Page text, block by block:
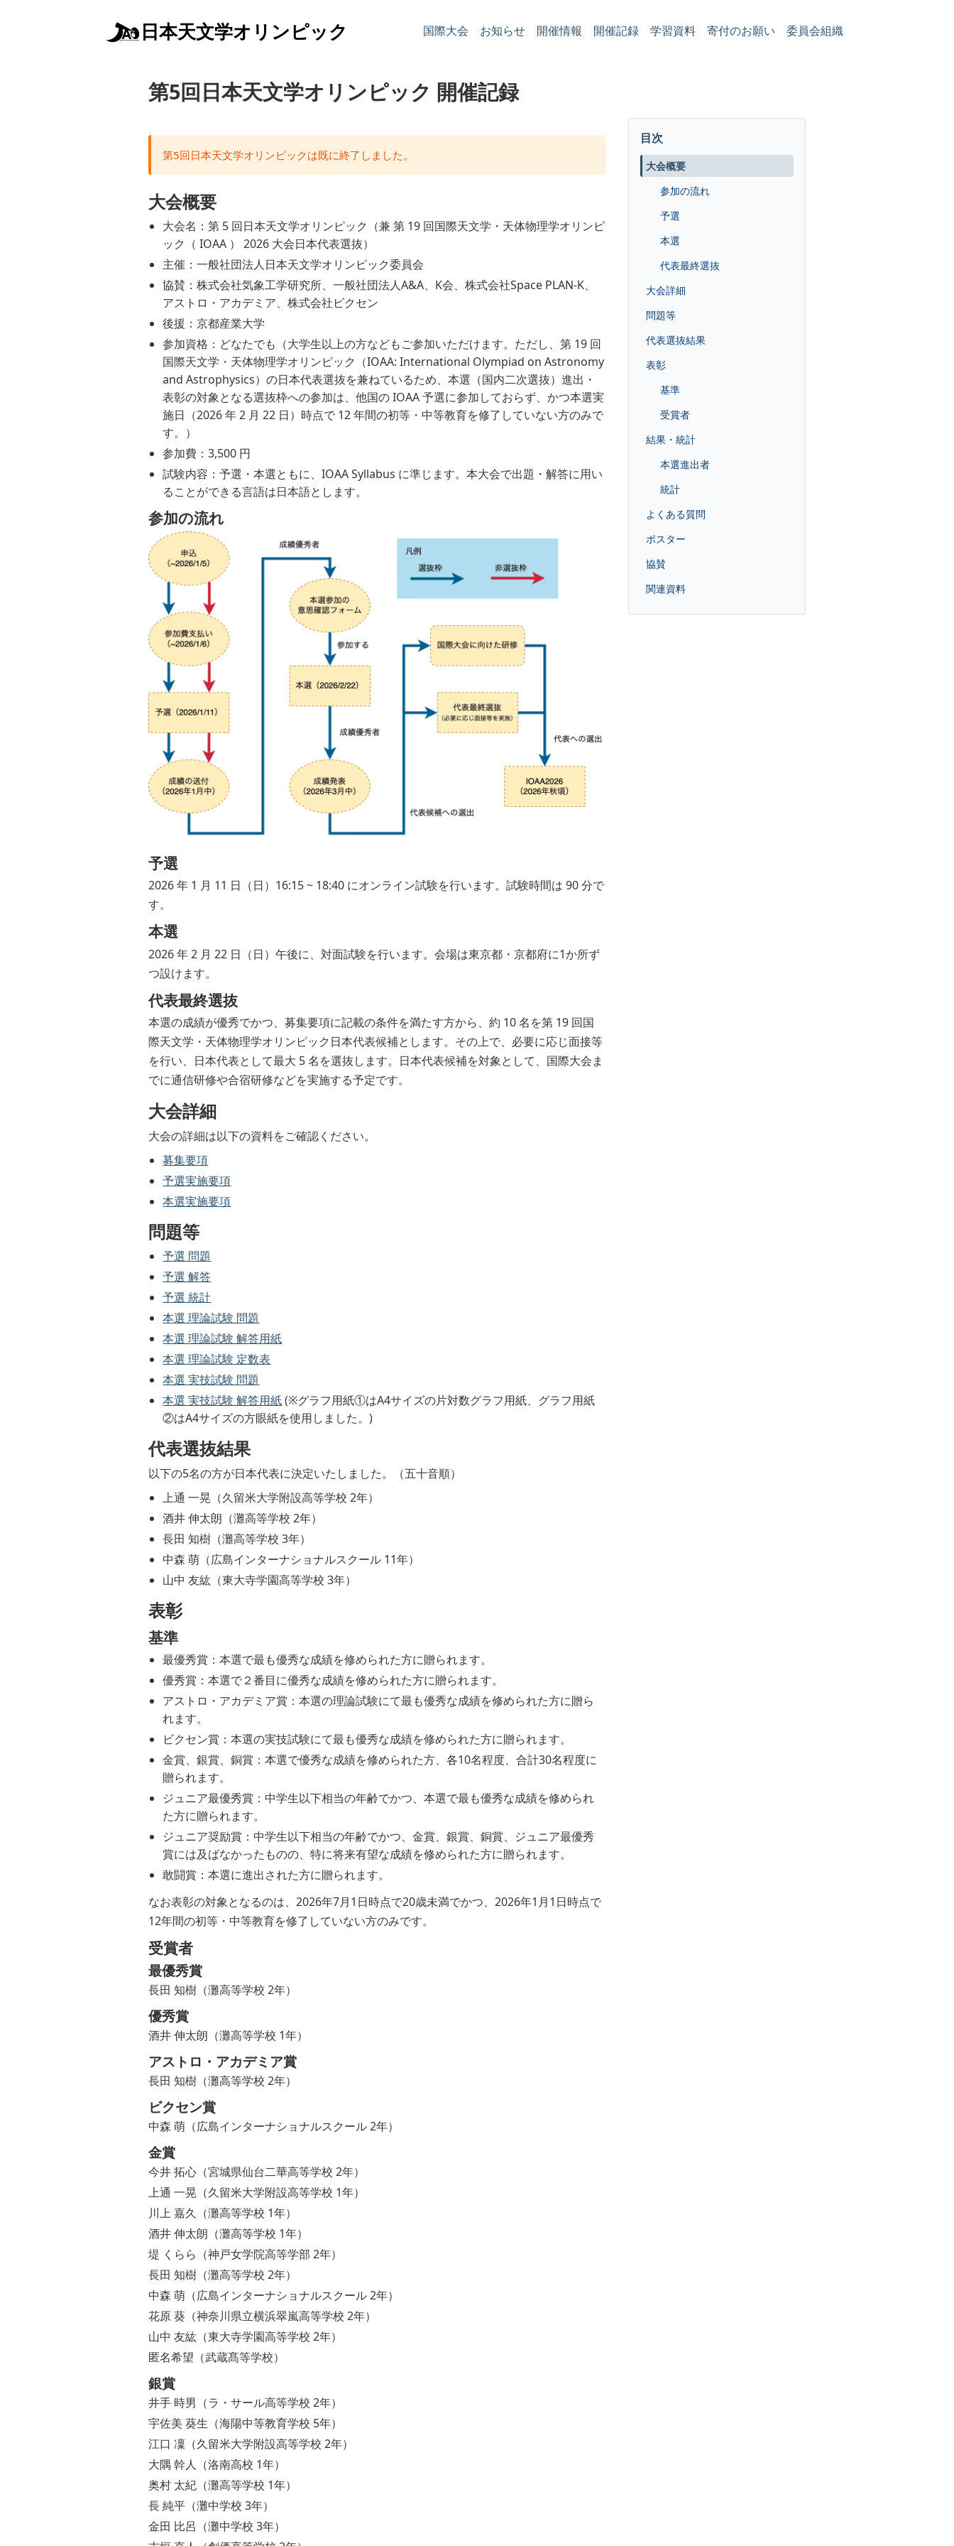
日本天文学オリンピック 国際大会 お知らせ 開催情報 開催記録 学習資料 寄付のお願い 委員会組織
第5回日本天文学オリンピック 開催記録
目次
大会概要
参加の流れ
予選
本選
代表最終選抜
大会詳細
問題等
代表選抜結果
表彰
基準
受賞者
結果・統計
本選進出者
統計
よくある質問
ポスター
協賛
関連資料
第5回日本天文学オリンピックは既に終了しました。
大会概要
大会名：第 5 回日本天文学オリンピック（兼 第 19 回国際天文学・天体物理学オリンピ
ック（ IOAA ） 2026 大会日本代表選抜）
主催：一般社団法人日本天文学オリンピック委員会
協賛：株式会社気象工学研究所、一般社団法人A&A、K会、株式会社Space PLAN-K、
アストロ・アカデミア、株式会社ビクセン
後援：京都産業大学
参加資格：どなたでも（大学生以上の方などもご参加いただけます。ただし、第 19 回
国際天文学・天体物理学オリンピック（IOAA: International Olympiad on Astronomy
and Astrophysics）の日本代表選抜を兼ねているため、本選（国内二次選抜）進出・
表彰の対象となる選抜枠への参加は、他国の IOAA 予選に参加しておらず、かつ本選実
施日（2026 年 2 月 22 日）時点で 12 年間の初等・中等教育を修了していない方のみで
す。）
参加費：3,500 円
試験内容：予選・本選ともに、IOAA Syllabus に準じます。本大会で出題・解答に用い
ることができる言語は日本語とします。
参加の流れ
予選
2026 年 1 月 11 日（日）16:15 ~ 18:40 にオンライン試験を行います。試験時間は 90 分で
す。
本選
2026 年 2 月 22 日（日）午後に、対面試験を行います。会場は東京都・京都府に1か所ず
つ設けます。
代表最終選抜
本選の成績が優秀でかつ、募集要項に記載の条件を満たす方から、約 10 名を第 19 回国
際天文学・天体物理学オリンピック日本代表候補とします。その上で、必要に応じ面接等
を行い、日本代表として最大 5 名を選抜します。日本代表候補を対象として、国際大会ま
でに通信研修や合宿研修などを実施する予定です。
大会詳細
大会の詳細は以下の資料をご確認ください。
募集要項
予選実施要項
本選実施要項
問題等
予選 問題
予選 解答
予選 統計
本選 理論試験 問題
本選 理論試験 解答用紙
本選 理論試験 定数表
本選 実技試験 問題
本選 実技試験 解答用紙(※グラフ用紙①はA4サイズの片対数グラフ用紙、グラフ用紙
②はA4サイズの方眼紙を使用しました。)
代表選抜結果
以下の5名の方が日本代表に決定いたしました。（五十音順）
上通 一晃（久留米大学附設高等学校 2年）
酒井 伸太朗（灘高等学校 2年）
長田 知樹（灘高等学校 3年）
中森 萌（広島インターナショナルスクール 11年）
山中 友紘（東大寺学園高等学校 3年）
表彰
基準
最優秀賞：本選で最も優秀な成績を修められた方に贈られます。
優秀賞：本選で２番目に優秀な成績を修められた方に贈られます。
アストロ・アカデミア賞：本選の理論試験にて最も優秀な成績を修められた方に贈ら
れます。
ビクセン賞：本選の実技試験にて最も優秀な成績を修められた方に贈られます。
金賞、銀賞、銅賞：本選で優秀な成績を修められた方、各10名程度、合計30名程度に
贈られます。
ジュニア最優秀賞：中学生以下相当の年齢でかつ、本選で最も優秀な成績を修められ
た方に贈られます。
ジュニア奨励賞：中学生以下相当の年齢でかつ、金賞、銀賞、銅賞、ジュニア最優秀
賞には及ばなかったものの、特に将来有望な成績を修められた方に贈られます。
敢闘賞：本選に進出された方に贈られます。
なお表彰の対象となるのは、2026年7⽉1⽇時点で20歳未満でかつ、2026年1⽉1⽇時点で
12年間の初等・中等教育を修了していない⽅のみです。
受賞者
最優秀賞
長田 知樹（灘高等学校 2年）
優秀賞
酒井 伸太朗（灘高等学校 1年）
アストロ・アカデミア賞
長田 知樹（灘高等学校 2年）
ビクセン賞
中森 萌（広島インターナショナルスクール 2年）
金賞
今井 拓心（宮城県仙台二華高等学校 2年）
上通 一晃（久留米大学附設高等学校 1年）
川上 嘉久（灘高等学校 1年）
酒井 伸太朗（灘高等学校 1年）
堤 くらら（神戸女学院高等学部 2年）
長田 知樹（灘高等学校 2年）
中森 萌（広島インターナショナルスクール 2年）
花原 葵（神奈川県立横浜翠嵐高等学校 2年）
山中 友紘（東大寺学園高等学校 2年）
匿名希望（武蔵髙等学校）
銀賞
井手 時男（ラ・サール高等学校 2年）
宇佐美 葵生（海陽中等教育学校 5年）
江口 凜（久留米大学附設高等学校 2年）
大隅 幹人（洛南高校 1年）
奥村 太紀（灘高等学校 1年）
長 純平（灘中学校 3年）
金田 比呂（灘中学校 3年）